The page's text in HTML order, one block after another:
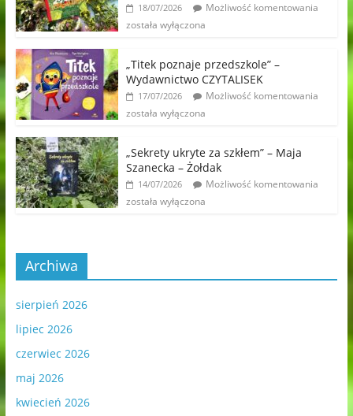
18/07/2026
Możliwość komentowania
została wyłączona
„Titek poznaje przedszkole” –
Wydawnictwo CZYTALISEK
17/07/2026
Możliwość komentowania
została wyłączona
„Sekrety ukryte za szkłem” – Maja
Szanecka – Żołdak
14/07/2026
Możliwość komentowania
została wyłączona
Archiwa
sierpień 2026
lipiec 2026
czerwiec 2026
maj 2026
kwiecień 2026